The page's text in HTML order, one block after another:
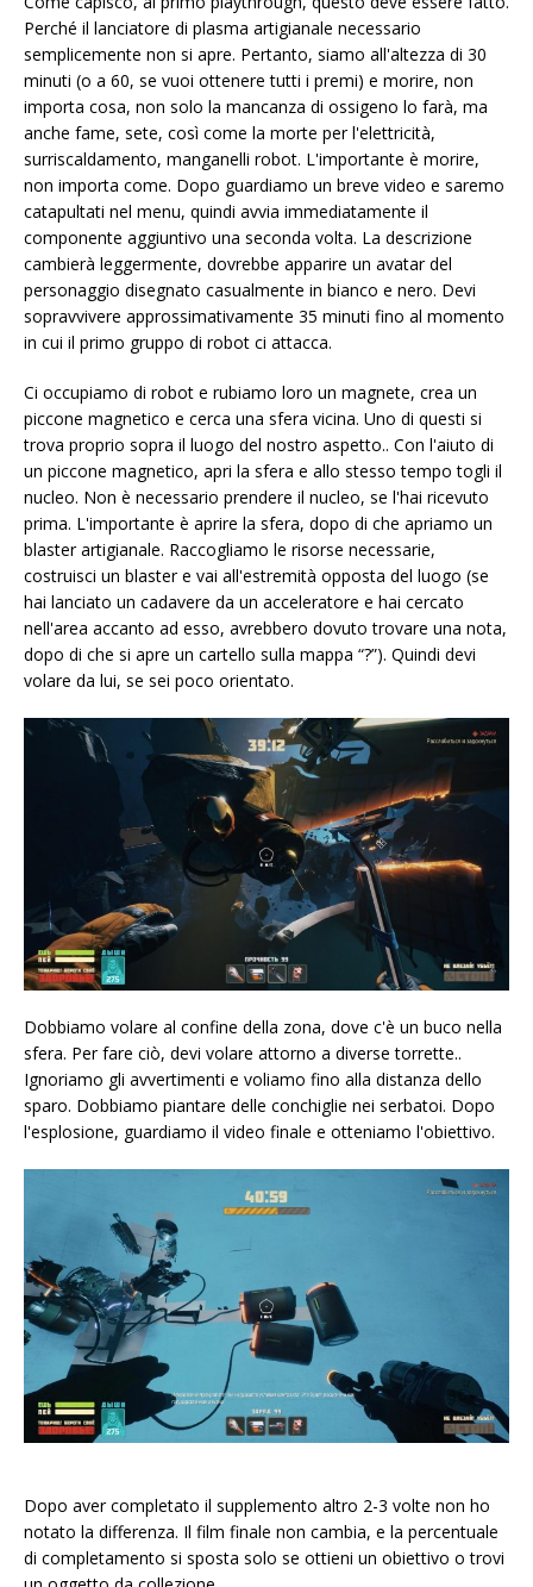
Perché il lanciatore di plasma artigianale necessario
semplicemente non si apre. Pertanto, siamo all'altezza di 30
minuti (o a 60, se vuoi ottenere tutti i premi) e morire, non
importa cosa, non solo la mancanza di ossigeno lo farà, ma
anche fame, sete, così come la morte per l'elettricità,
surriscaldamento, manganelli robot. L'importante è morire,
non importa come. Dopo guardiamo un breve video e saremo
catapultati nel menu, quindi avvia immediatamente il
componente aggiuntivo una seconda volta. La descrizione
cambierà leggermente, dovrebbe apparire un avatar del
personaggio disegnato casualmente in bianco e nero. Devi
sopravvivere approssimativamente 35 minuti fino al momento
in cui il primo gruppo di robot ci attacca.
Ci occupiamo di robot e rubiamo loro un magnete, crea un
piccone magnetico e cerca una sfera vicina. Uno di questi si
trova proprio sopra il luogo del nostro aspetto.. Con l'aiuto di
un piccone magnetico, apri la sfera e allo stesso tempo togli il
nucleo. Non è necessario prendere il nucleo, se l'hai ricevuto
prima. L'importante è aprire la sfera, dopo di che apriamo un
blaster artigianale. Raccogliamo le risorse necessarie,
costruisci un blaster e vai all'estremità opposta del luogo (se
hai lanciato un cadavere da un acceleratore e hai cercato
nell'area accanto ad esso, avrebbero dovuto trovare una nota,
dopo di che si apre un cartello sulla mappa “?”). Quindi devi
volare da lui, se sei poco orientato.
Dobbiamo volare al confine della zona, dove c'è un buco nella
sfera. Per fare ciò, devi volare attorno a diverse torrette..
Ignoriamo gli avvertimenti e voliamo fino alla distanza dello
sparo. Dobbiamo piantare delle conchiglie nei serbatoi. Dopo
l'esplosione, guardiamo il video finale e otteniamo l'obiettivo.
Dopo aver completato il supplemento altro 2-3 volte non ho
notato la differenza. Il film finale non cambia, e la percentuale
di completamento si sposta solo se ottieni un obiettivo o trovi